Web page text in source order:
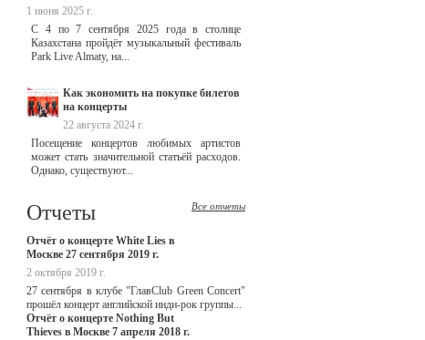
1 июня 2025 г.
С 4 по 7 сентября 2025 года в столице
Казахстана пройдёт музыкальный фестиваль
Park Live Almaty, на...
Как экономить на покупке билетов
на концерты
22 августа 2024 г.
Посещение концертов любимых артистов
может стать значительной статьёй расходов.
Однако, существуют...
Отчеты Все отчеты
Отчёт о концерте White Lies в
Москве 27 сентября 2019 г.
2 октября 2019 г.
27 сентября в клубе "ГлавClub Green Concert"
прошёл концерт английской инди-рок группы...
Отчёт о концерте Nothing But
Thieves в Москве 7 апреля 2018 г.